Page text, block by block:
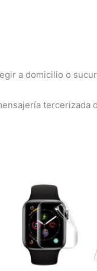
a domicilio o
tercerizada